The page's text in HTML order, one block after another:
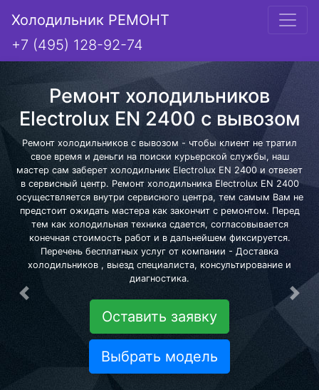
Холодильник РЕМОНТ
+7 (495) 128-92-74
Ремонт холодильников
Electrolux EN 2400 с вывозом
Ремонт холодильников с вывозом - чтобы клиент не тратил
свое время и деньги на поиски курьерской службы, наш
мастер сам заберет холодильник Electrolux EN 2400 и отвезет
в сервисный центр. Ремонт холодильника Electrolux EN 2400
осуществляется внутри сервисного центра, тем самым Вам не
предстоит ожидать мастера как закончит с ремонтом. Перед
тем как холодильная техника сдается, согласовывается
конечная стоимость работ и в дальнейшем фиксируется.
Перечень бесплатных услуг от компании - Доставка
холодильников , выезд специалиста, консультирование и
диагностика.
Оставить заявку
Выбрать модель
Предыдущая